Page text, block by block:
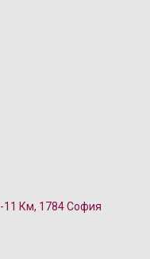
11 Км, 1784 София